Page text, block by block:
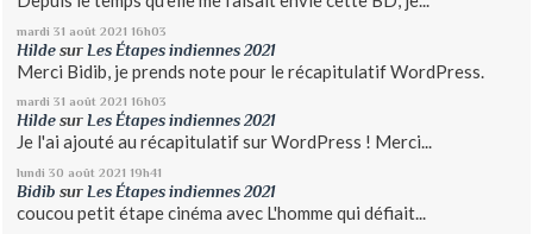
mardi 31 août 2021 16h03
Hilde sur Les Étapes indiennes 2021
Merci Bidib, je prends note pour le récapitulatif WordPress.
mardi 31 août 2021 16h03
Hilde surLes Étapes indiennes 2021
Je l'ai ajouté au récapitulatif sur WordPress ! Merci...
lundi 30 août 2021 19h41
Bidib sur Les Étapes indiennes 2021
coucou petit étape cinéma avec L'homme qui défiait...